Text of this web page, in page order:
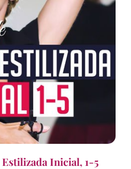
Estilizada Inicial, 1-5